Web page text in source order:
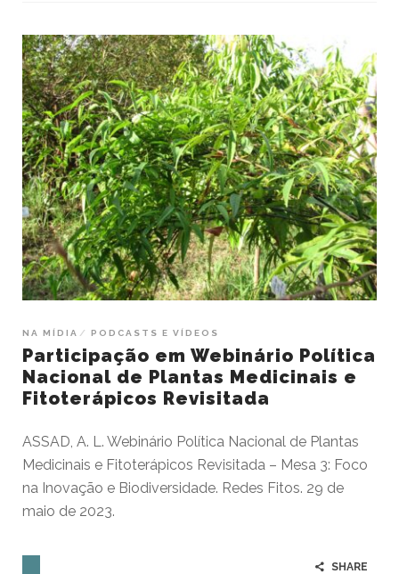
NA MÍDIA PODCASTS E VÍDEOS
Participação em Webinário Política
Nacional de Plantas Medicinais e
Fitoterápicos Revisitada
ASSAD, A. L. Webinário Política Nacional de Plantas
Medicinais e Fitoterápicos Revisitada – Mesa 3: Foco
na Inovação e Biodiversidade. Redes Fitos. 29 de
maio de 2023.
SHARE